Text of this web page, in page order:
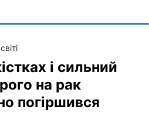
і сильний
на рак
погіршився